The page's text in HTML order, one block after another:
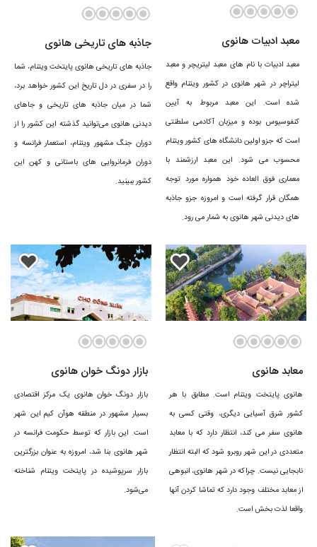
جاهای دیدنی هانوی
از مشهورترین نقاط دیدنی هانوی پایتخت فرهنگی و کهن ویتنام می‌توان به
یادبود زندان هائو لو و معبد کوهستان جادا اشاره کرد.
فرودگاه هانوی
مهمترین فرودگاه شهر هانوی فرودگاه بین المللی نوی بای است. این فرودگاه
دومین فرودگاه بزرگ
به شمار می‌رود.
معبد ادبیات هانوی
معبد ادبیات با نام های معبد لیتریچر و معبد
لیتراچر در شهر هانوی در کشور ویتنام واقع
شده است. این معبد مربوط به آیین
کنفوسیوس بوده و میزبان آکادمی‌ سلطنتی
است که جزو اولین دانشگاه های کشور ویتنام
محسوب می شود. این معبد ارزشمند با
معماری فوق العاده خود همواره مورد توجه
همگان قرار گرفته است و امروزه جزو جاذبه
های دیدنی شهر هانوی به شمار می رود.
جاذبه های تاریخی هانوی
جاذبه های تاریخی هانوی پایتخت ویتنام، شما
را در سفری در دل تاریخ این کشور خواهد برد،
شما در میان جاذبه های تاریخی و جاهای
دیدنی هانوی می‌توانید گذشته این کشور را از
دوران جنگ مشهور ویتنام، استعمار فرانسه و
دوران فرمانروایی های باستانی و کهن این
کشور ببینید.
معابد هانوی
هانوی پایتخت ویتنام است. مطابق با هر
کشور شرق آسیایی دیگری، وقتی کسی به
هانوی سفر می کند، انتظار دارد که با معابد
متعددی در این شهر روبرو شود که البته انتظار
نابجایی نیست. چراکه در شهر هانوی، انبوهی
از معابد مختلف وجود دارد که تماشا کردن آنها
واقعا لذت بخش است.
بازار دونگ خوان هانوی
بازار دونگ خوان هانوی یک مرکز اقتصادی
بسیار مشهور در منطقه هوآن کیم این شهر
است. این بازار که توسط حکومت فرانسه در
شهر هانوی بنا شد، امروزه به عنوان بزرگترین
بازار سرپوشیده در پایتخت ویتنام شناخته
می‌شود.